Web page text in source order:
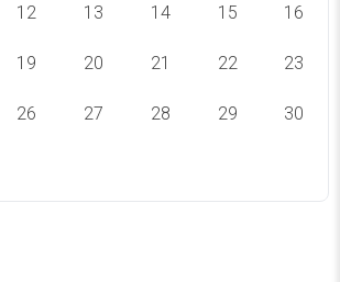
12 13 14 15 16
19 20 21 22 23
26 27 28 29 30